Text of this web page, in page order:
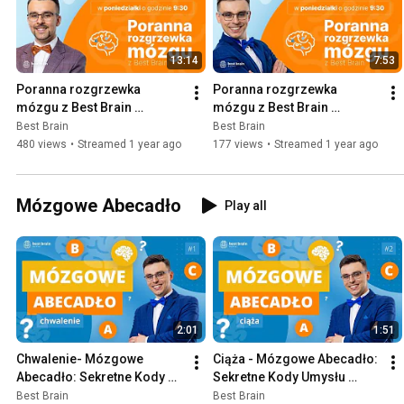
13:14
Poranna rozgrzewka
mózgu z Best Brain
23.06.2025
Best Brain
480 views • Streamed 1 year ago
7:53
Poranna rozgrzewka
mózgu z Best Brain
16.06.2025
Best Brain
177 views • Streamed 1 year ago
Mózgowe Abecadło Play all
2:01
Chwalenie- Mózgowe
Abecadło: Sekretne Kody
Umysłu [S1O1]
Best Brain
1:51
Ciąża - Mózgowe Abecadło:
Sekretne Kody Umysłu
[S1O2]
Best Brain